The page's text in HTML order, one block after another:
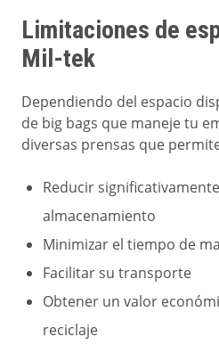
Limitaciones de
Mil-tek
Dependiendo del espacio
de big bags que maneje tu
diversas prensas que
Reducir
almacenamiento
Minimizar el tiempo de
Facilitar su transporte
Obtener un valor
reciclaje